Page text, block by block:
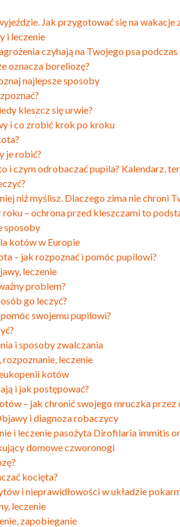
Jak przygotować się na wakacje
i leczenie
czyhają na Twojego psa
oznacza boreliozę?
najlepsze sposoby
kleszcz się urwie?
i co zrobić krok po kroku
je robić?
i czym odrobaczać pupila? Kalendarz,
niż myślisz. Dlaczego zima nie chroni
– ochrona przed kleszczami to
sposoby
kotów w Europie
– jak rozpoznać i pomóc pupilowi?
leczenie
problem?
go leczyć?
swojemu pupilowi?
i sposoby zwalczania
rozpoznanie, leczenie
kotów
i jak postępować?
– jak chronić swojego mruczka przez
i diagnoza robaczycy
i leczenie pasożyta Dirofilaria immitis
domowe czworonogi
kocięta?
i nieprawidłowości w układzie
leczenie
zapobieganie